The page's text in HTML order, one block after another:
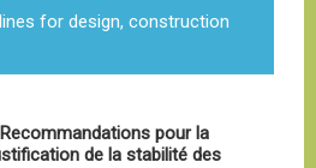
for design, construction
Recommandations pour la
de la stabilité des